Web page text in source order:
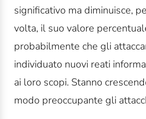
significativo ma diminuisce,
volta, il suo valore
probabilmente che gli
individuato nuovi reati
ai loro scopi. Stanno
modo preoccupante gli